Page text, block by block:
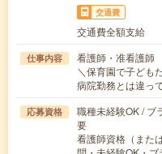
交通費
交通費全額支給
仕事内容
看護師・准看護師
＼保育園で子ども
病院勤務とは違っ
応募資格
職種未経験OK / ブ
要
看護師資格（また